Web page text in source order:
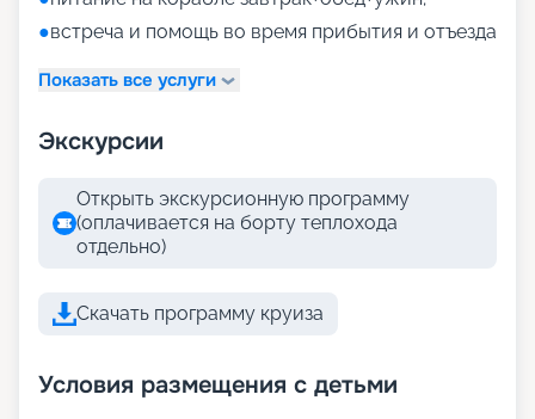
●встреча и помощь во время прибытия и отъезда
Показать все услуги
Экскурсии
Открыть экскурсионную программу
(оплачивается на борту теплохода
отдельно)
Скачать программу круиза
Условия размещения с детьми